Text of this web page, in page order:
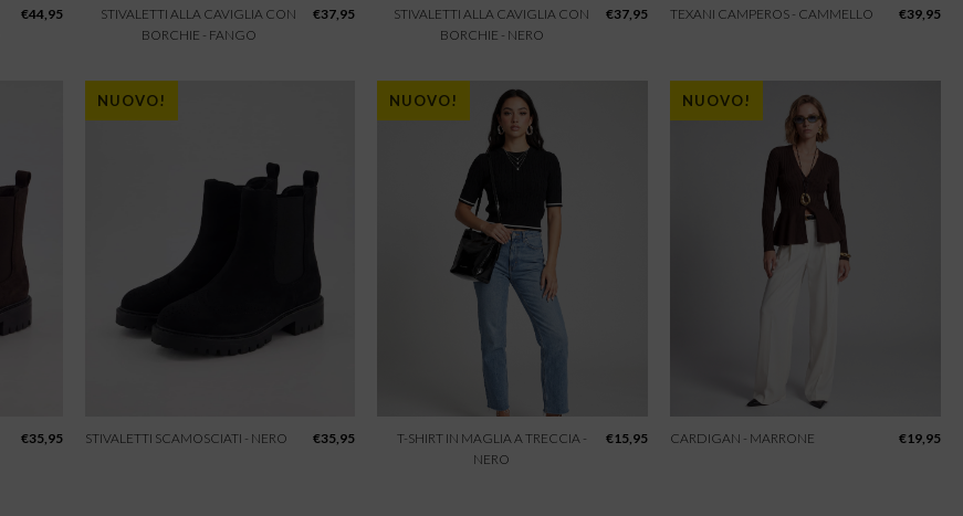
€44,95
STIVALETTI ALLA CAVIGLIA CON
BORCHIE - FANGO
€37,95
STIVALETTI ALLA CAVIGLIA CON
BORCHIE - NERO
€37,95 TEXANI CAMPEROS - CAMMELLO €39,95
€35,95
NUOVO!
STIVALETTI SCAMOSCIATI - NERO €35,95
NUOVO!
T-SHIRT IN MAGLIA A TRECCIA -
NERO
€15,95
NUOVO!
CARDIGAN - MARRONE €19,95